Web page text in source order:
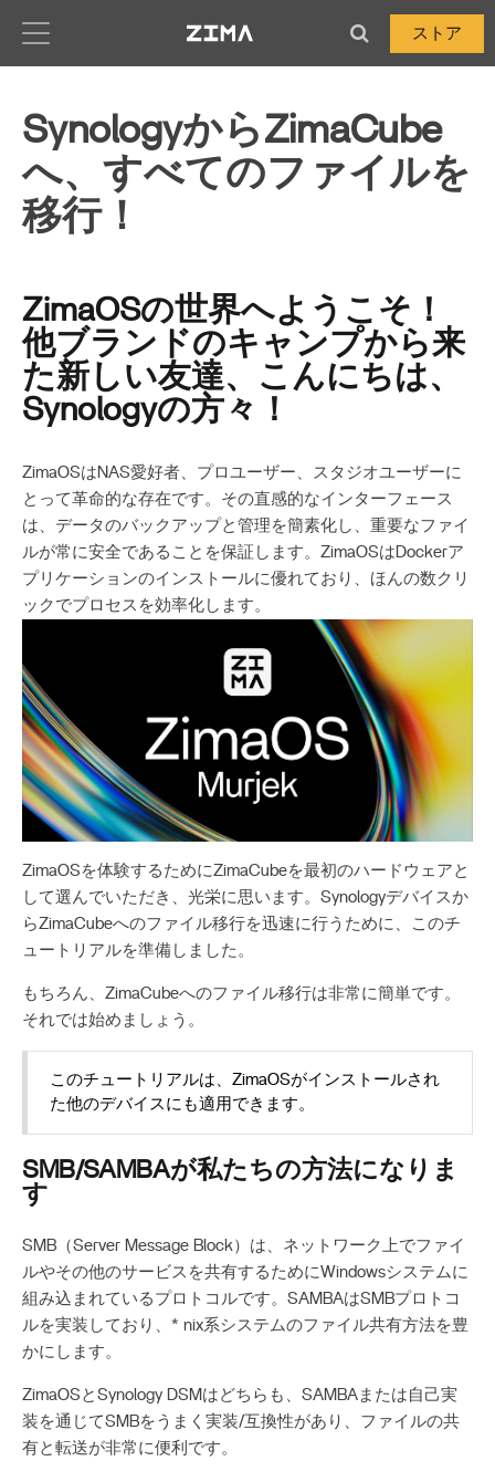
ストア
SynologyからZimaCube
へ、すべてのファイルを
移行！
ZimaOSの世界へようこそ！
他ブランドのキャンプから来
た新しい友達、こんにちは、
Synologyの方々！
ZimaOSはNAS愛好者、プロユーザー、スタジオユーザーに
とって革命的な存在です。その直感的なインターフェース
は、データのバックアップと管理を簡素化し、重要なファイ
ルが常に安全であることを保証します。ZimaOSはDockerア
プリケーションのインストールに優れており、ほんの数クリ
ックでプロセスを効率化します。
ZimaOSを体験するためにZimaCubeを最初のハードウェアと
して選んでいただき、光栄に思います。Synologyデバイスか
らZimaCubeへのファイル移行を迅速に行うために、このチ
ュートリアルを準備しました。
もちろん、ZimaCubeへのファイル移行は非常に簡単です。
それでは始めましょう。
このチュートリアルは、ZimaOSがインストールされ
た他のデバイスにも適用できます。
SMB/SAMBAが私たちの方法になりま
す
SMB（Server Message Block）は、ネットワーク上でファイ
ルやその他のサービスを共有するためにWindowsシステムに
組み込まれているプロトコルです。SAMBAはSMBプロトコ
ルを実装しており、* nix系システムのファイル共有方法を豊
かにします。
ZimaOSとSynology DSMはどちらも、SAMBAまたは自己実
装を通じてSMBをうまく実装/互換性があり、ファイルの共
有と転送が非常に便利です。